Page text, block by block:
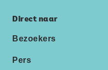
Direct naar
Bezoekers
Pers